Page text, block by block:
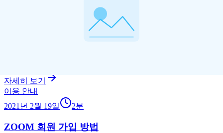
알려주시면 영어 선생님께서 [연락처 / + / 이메일 주소 입력 /
연락처 추가] 이와 같이 진행합니다. 연락처 추가하기위해 수
락 버튼을 눌러 주세요 “안녕 하세요?” 선생님과 채팅 가능하
시고 약속한 수업시간에 화상전화를 걸어 주십
자세히 보기
이용 안내
2021년 2월 19일
2분
ZOOM 회원 가입 방법